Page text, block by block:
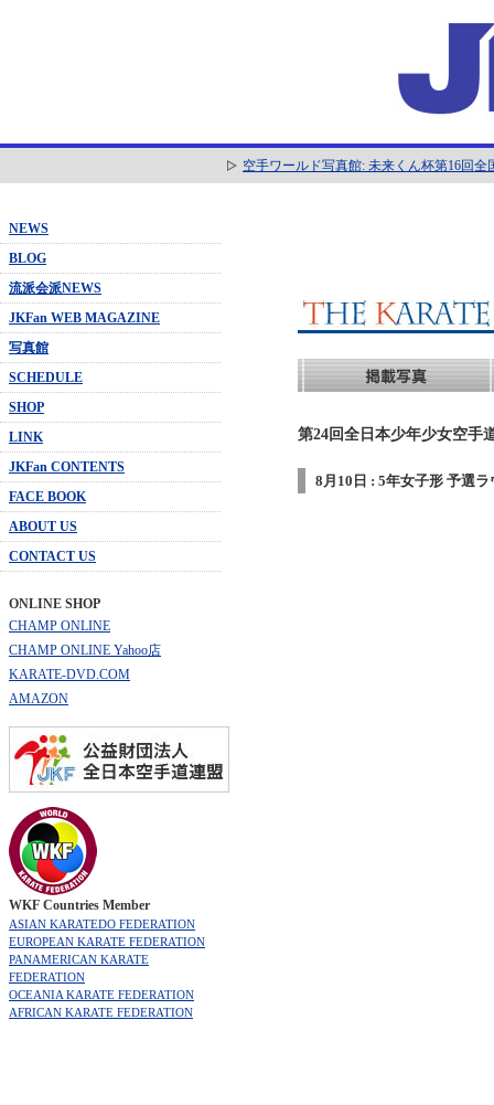
空手ワールド写真館: 未来くん杯第16回
NEWS
BLOG
流派会派NEWS
JKFan WEB MAGAZINE
写真館
SCHEDULE
SHOP
LINK
JKFan CONTENTS
FACE BOOK
ABOUT US
CONTACT US
ONLINE SHOP
CHAMP ONLINE
CHAMP ONLINE Yahoo店
KARATE-DVD.COM
AMAZON
WKF Countries Member
ASIAN KARATEDO FEDERATION
EUROPEAN KARATE FEDERATION
PANAMERICAN KARATE
FEDERATION
OCEANIA KARATE FEDERATION
AFRICAN KARATE FEDERATION
第24回全日本少年少女空手
8月10日 : 5年女子形 予選